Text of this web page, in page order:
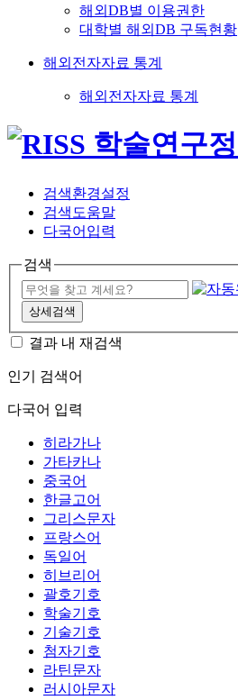
해외DB별 이용권한
대학별 해외DB 구독현황
해외전자자료 통계
해외전자자료 통계
검색환경설정
검색도움말
다국어입력
검색
상세검색
결과 내 재검색
인기 검색어
다국어 입력
히라가나
가타카나
중국어
한글고어
그리스문자
프랑스어
독일어
히브리어
괄호기호
학술기호
기술기호
첨자기호
라틴문자
러시아문자